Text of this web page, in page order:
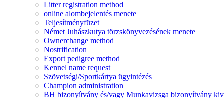
Litter registration method
online alombejelentés menete
Teljesítményfüzet
Német Juhászkutya törzskönyvezésének menete
Ownerchange method
Nostrification
Export pedigree method
Kennel name request
Szövetségi/Sportkártya ügyintézés
Champion administration
BH bizonyítvány és/vagy Munkavizsga bizonyítvány